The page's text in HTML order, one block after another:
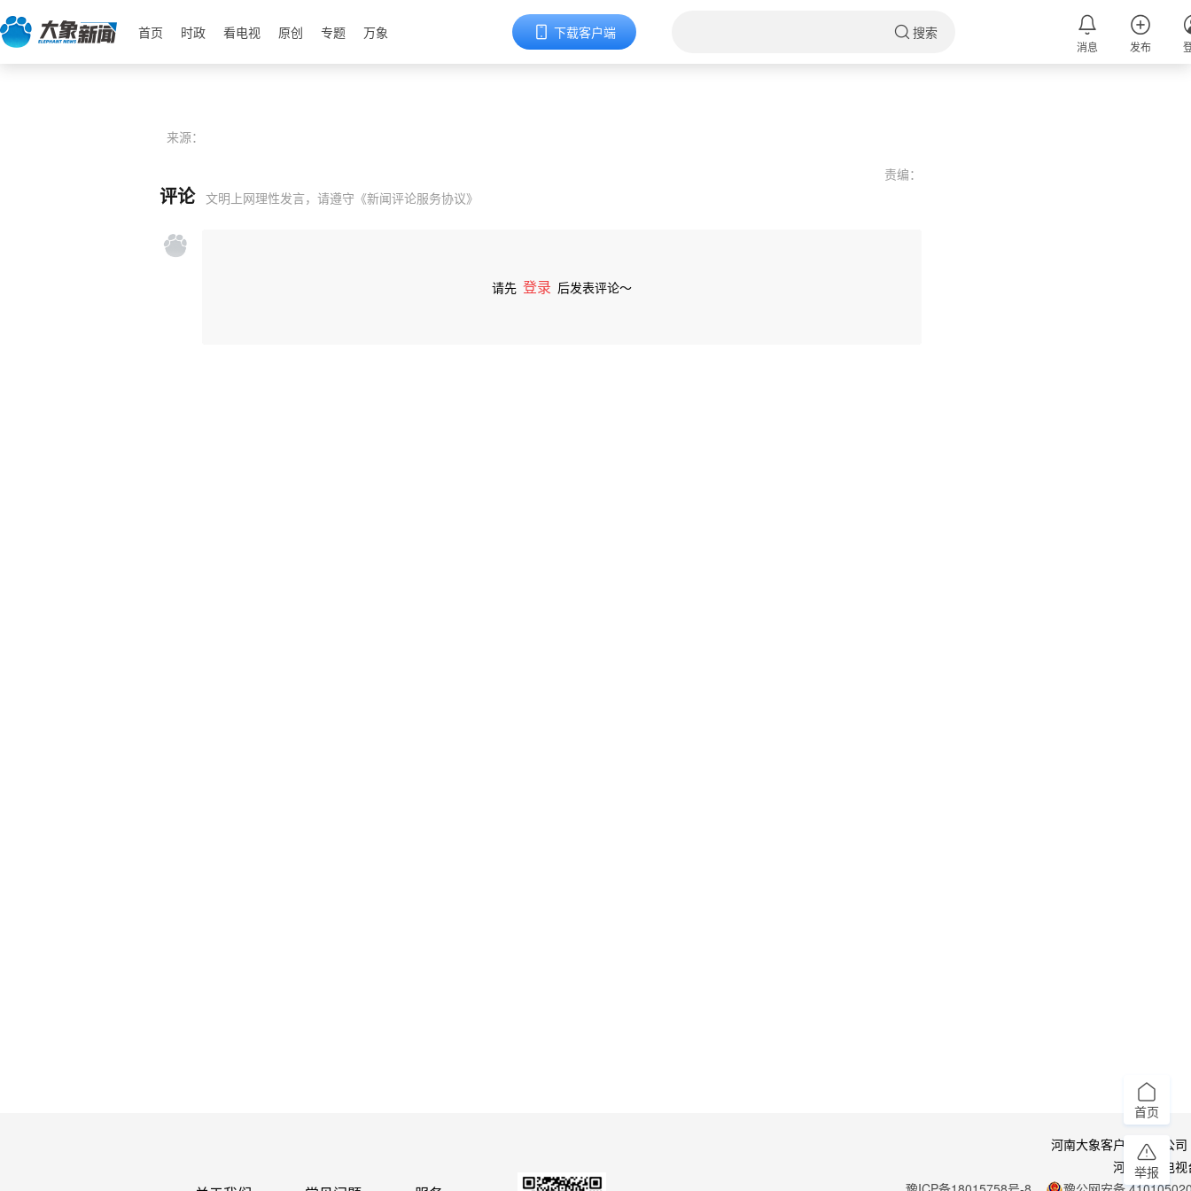
首页 时政 看电视 原创 专题 万象 下载客户端 搜索
消息 发布
来源：
责编：
评论 文明上网理性发言，请遵守 《新闻评论服务协议》
请先 登录 后发表评论～
河南大象客户端有限公
河南广播电
首页
举报